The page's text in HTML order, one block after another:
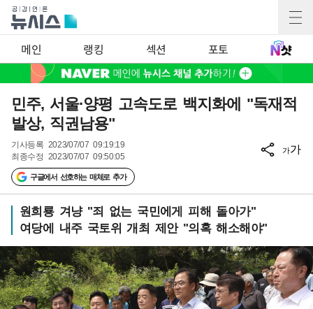
메인 랭킹 섹션 포토
민주, 서울·양평 고속도로 백지화에 "독재적
발상, 직권남용"
기사등록 2023/07/07 09:19:19
최종수정 2023/07/07 09:50:05
구글에서 선호하는 매체로 추가
가가
원희룡 겨냥 "죄 없는 국민에게 피해 돌아가"
여당에 내주 국토위 개최 제안 "의혹 해소해야"